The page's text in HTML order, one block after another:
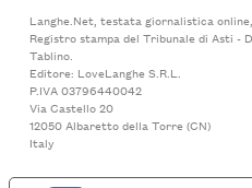
Langhe.Net, testata giornalistica
Registro stampa del Tribunale di Asti -
Tablino.
Editore: LoveLanghe S.R.L.
P.IVA 03796440042
Via Castello 20
12050 Albaretto della Torre (CN)
Italy